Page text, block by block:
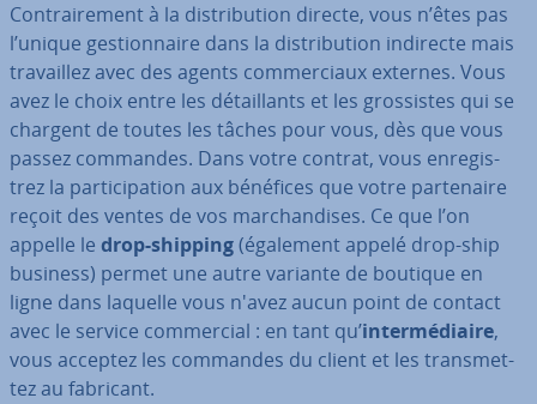
Con­trai­re­ment à la dis­tri­bu­tion directe, vous n’êtes pas
l’unique ges­tion­naire dans la dis­tri­bu­tion indirecte mais
tra­vail­lez avec des agents com­mer­ciaux externes. Vous
avez le choix entre les dé­tail­lants et les gros­sistes qui se
chargent de toutes les tâches pour vous, dès que vous
passez commandes. Dans votre contrat, vous en­re­gis­
trez la par­ti­ci­pa­tion aux bénéfices que votre par­te­naire
reçoit des ventes de vos mar­chan­dises. Ce que l’on
appelle le drop-shipping(également appelé drop-ship
business) permet une autre variante de boutique en
ligne dans laquelle vous n'avez aucun point de contact
avec le service com­mer­cial : en tant qu’in­ter­mé­diaire,
vous acceptez les commandes du client et les trans­met­
tez au fabricant.